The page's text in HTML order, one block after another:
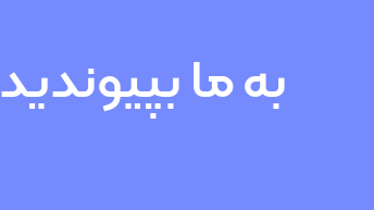
به ما بپیوندید